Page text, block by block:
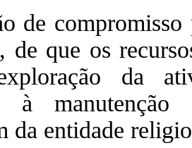
de compromisso
de que os
da
à
da entidade